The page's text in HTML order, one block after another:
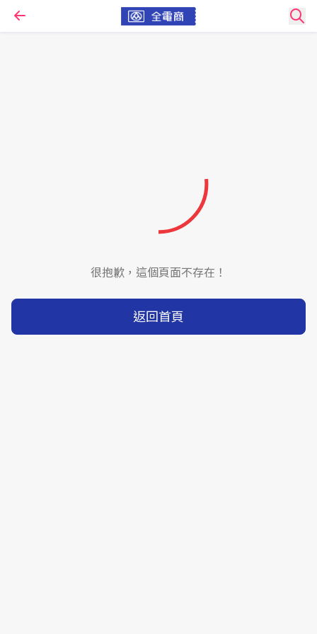
很抱歉，這個頁面不存在！
返回首頁